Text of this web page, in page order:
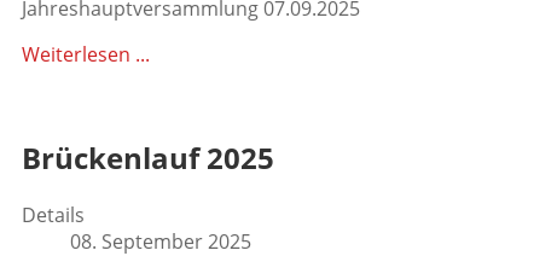
Jahreshauptversammlung 07.09.2025
Weiterlesen ...
Brückenlauf 2025
Details
08. September 2025